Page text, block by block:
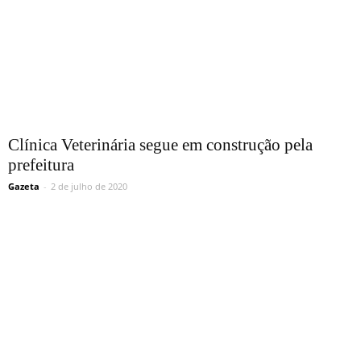
Clínica Veterinária segue em construção pela
prefeitura
Gazeta - 2 de julho de 2020